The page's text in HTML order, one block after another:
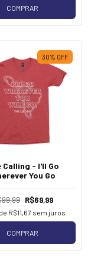
COMPRAR
30% OFF
Calling - I'll Go
You Go
R$69,99
R$11,67 sem juros
COMPRAR